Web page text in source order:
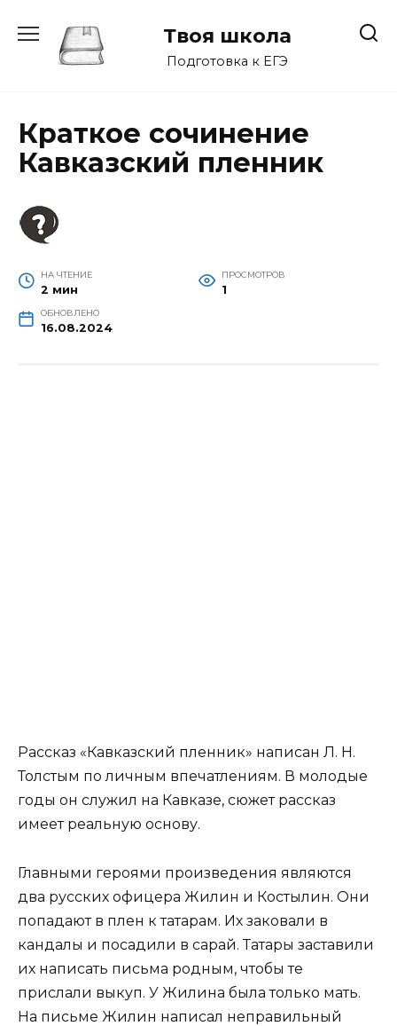
содержанию
Твоя школа
Подготовка к ЕГЭ
Краткое сочинение
Кавказский пленник
НА ЧТЕНИЕ
2 мин
ПРОСМОТРОВ
1
ОБНОВЛЕНО
16.08.2024
Рассказ «Кавказский пленник» написан Л. Н.
Толстым по личным впечатлениям. В молодые
годы он служил на Кавказе, сюжет рассказ
имеет реальную основу.
Главными героями произведения являются
два русских офицера Жилин и Костылин. Они
попадают в плен к татарам. Их заковали в
кандалы и посадили в сарай. Татары заставили
их написать письма родным, чтобы те
прислали выкуп. У Жилина была только мать.
На письме Жилин написал неправильный